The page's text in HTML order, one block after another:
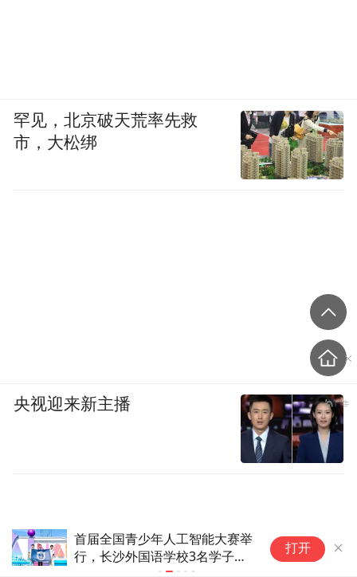
首届全国青少年人工智能大赛举
行，长沙外国语学校3名学子获
打开
罕见，北京破天荒率先救
市，大松绑
央视迎来新主播